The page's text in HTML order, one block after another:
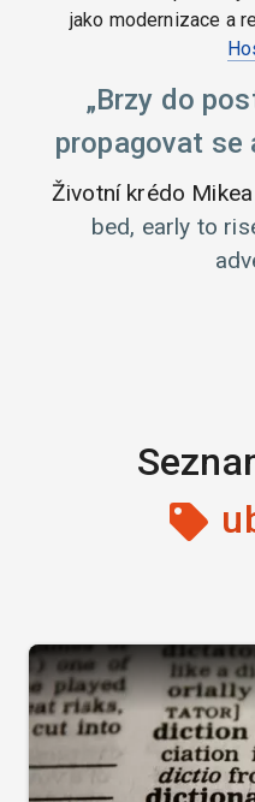
jako modernizace a
Brzy do
propagovat se
Životní krédo
bed, early to